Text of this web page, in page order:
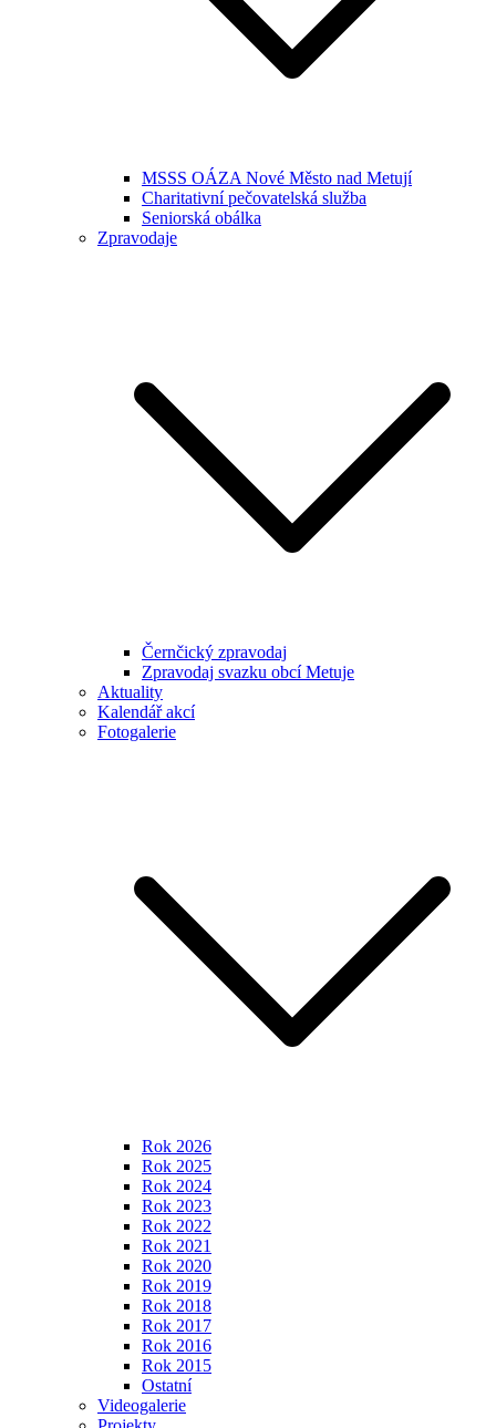
MSSS OÁZA Nové Město nad Metují
Charitativní pečovatelská služba
Seniorská obálka
Zpravodaje
Černčický zpravodaj
Zpravodaj svazku obcí Metuje
Aktuality
Kalendář akcí
Fotogalerie
Rok 2026
Rok 2025
Rok 2024
Rok 2023
Rok 2022
Rok 2021
Rok 2020
Rok 2019
Rok 2018
Rok 2017
Rok 2016
Rok 2015
Ostatní
Videogalerie